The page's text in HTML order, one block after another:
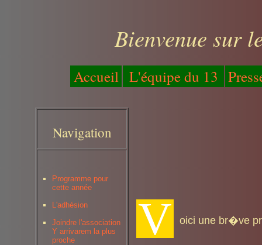
Bienvenue sur
Accueil L'équipe du 13
Navigation
Programme pour
cette année
L'adhésion
Joindre l'association
Y arrivarem la plus
proche
V oici une br�ve